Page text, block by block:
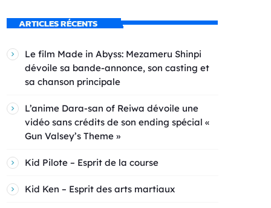
ARTICLES RÉCENTS
Le film Made in Abyss: Mezameru Shinpi
dévoile sa bande-annonce, son casting et
sa chanson principale
L’anime Dara-san of Reiwa dévoile une
vidéo sans crédits de son ending spécial «
Gun Valsey’s Theme »
Kid Pilote – Esprit de la course
Kid Ken – Esprit des arts martiaux